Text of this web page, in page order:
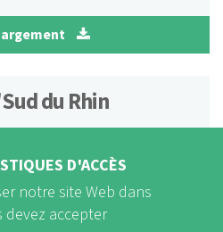
du Rhin
D'ACCÈS
notre site Web dans
accepter